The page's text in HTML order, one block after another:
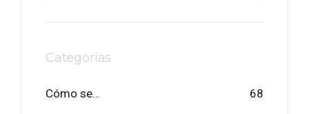
Categorías
Cómo se… 68